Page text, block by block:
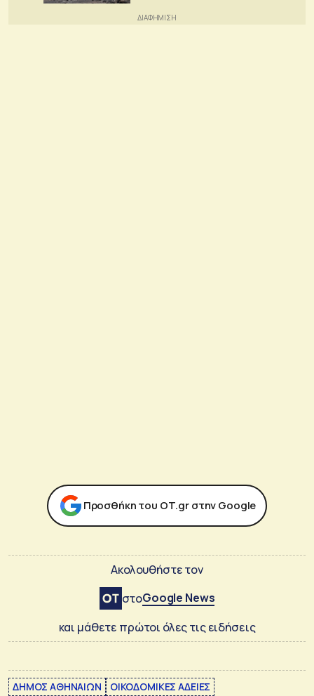
Προσθήκη του ΟΤ.gr στην Google
Ακολουθήστε τον
στοGoogle News
και μάθετε πρώτοι όλες τις ειδήσεις
ΔΗΜΟΣ ΑΘΗΝΑΙΩΝ ΟΙΚΟΔΟΜΙΚΕΣ ΑΔΕΙΕΣ